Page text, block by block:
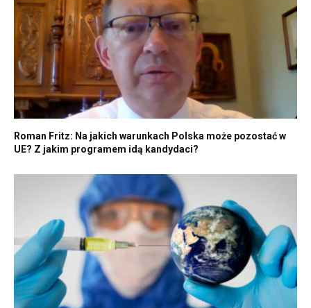
Roman Fritz: Na jakich warunkach Polska może pozostać w
UE? Z jakim programem idą kandydaci?